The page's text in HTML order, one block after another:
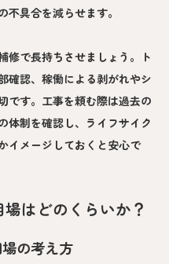
具合を減らせます。
修で長持ちさせましょう。ト
確認、稼働による剥がれやシ
です。工事を頼む際は過去の
体制を確認し、ライフサイク
イメージしておくと安心で
はどのくらいか？
の考え方